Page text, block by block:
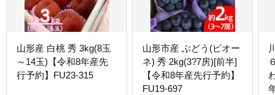
山形産 白桃 秀 3kg(8玉
～14玉)【令和8年産先
行予約】FU23-315
山形市産 ぶどう(ピオー
ネ) 秀 2kg(3?7房)[前半]
【令和8年産先行予約】
FU19-697